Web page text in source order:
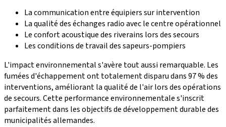
La communication entre équipiers sur intervention
La qualité des échanges radio avec le centre opérationnel
Le confort acoustique des riverains lors des secours
Les conditions de travail des sapeurs-pompiers
L'impact environnemental s'avère tout aussi remarquable. Les
fumées d'échappement ont totalement disparu dans 97 % des
interventions, améliorant la qualité de l'air lors des opérations
de secours. Cette performance environnementale s'inscrit
parfaitement dans les objectifs de développement durable des
municipalités allemandes.